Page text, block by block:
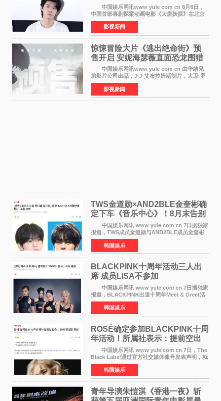
中国娱乐网讯www yule com cn 8月6日，
中国首部喜剧探案动画电影《大唐妖探》在北京
举办电影首映礼。导演程腾、联合导演黄珉、总
制片人曹紫建、制片人李莹莹，配音导演张喆，
对白指导程寅，领
影视新闻
惊悚冒险大片《逃出绝命街》预
售开启 安妮海瑟薇直面恐龙围猎
中国娱乐网讯www yule com cn 由华纳兄
弟影片公司出品，J·J·艾布拉姆斯制片，大卫·罗
伯特·米切尔执导，好莱坞巨星安妮·海瑟薇和伊万
·麦克格雷格领衔主演的2026暑期惊悚冒险大片
《逃出绝
影视新闻
TWS金道勋×AND2BLE金奎彬确
定下车《音乐中心》！8月末告别
MC席位
中国娱乐网讯 www yule com cn 7日据独家
报道，TWS成员金道勋与AND2BLE成员金奎彬
将于8月离开《音乐中心》MC的位置。 金道
勋与金奎彬于去年3月与H2H A-NA一起被选为
《音乐中心》MC，约1
韩国娱乐
BLACKPINK十周年活动三人出
席 成员LISA不参加
中国娱乐网讯 www yule com cn 7日据独家
报道，BLACKPINK出道十周年Meet & Greet活
动将由智秀、ROS&Eacute;、JENNIE出席，
LISA将缺席。 此前BLACKPINK所属社YG并
未为组合出道十周年做
韩国娱乐
ROSÉ确定参加BLACKPINK十周
年活动！所属社表示：提前空出
了时间
中国娱乐网讯 www yule com cn 7日，The
Black Label通过官方社交媒体账号发表声明，就
近期网络上关于ROS&Eacute;个人行程及是否参
加BLACKPINK出道纪念活动的种种猜测作出正
式回应。 Th
韩国娱乐
青年导演朱愷淇《香港一夜》斩